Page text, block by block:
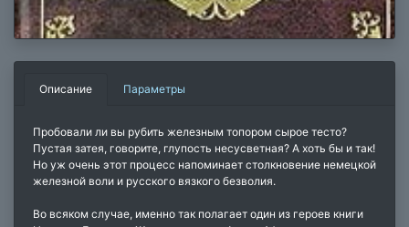
Описание Параметры
Пробовали ли вы рубить железным топором сырое тесто?
Пустая затея, говорите, глупость несусветная? А хоть бы и так!
Но уж очень этот процесс напоминает столкновение немецкой
железной воли и русского вязкого безволия.
Во всяком случае, именно так полагает один из героев книги